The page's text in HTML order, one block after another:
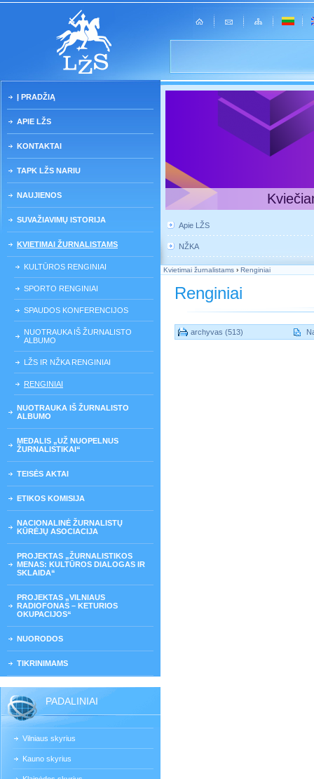
Į PRADŽIĄ
APIE LŽS
KONTAKTAI
TAPK LŽS NARIU
NAUJIENOS
SUVAŽIAVIMŲ ISTORIJA
KVIETIMAI ŽURNALISTAMS
KULTŪROS RENGINIAI
SPORTO RENGINIAI
SPAUDOS KONFERENCIJOS
NUOTRAUKA IŠ ŽURNALISTO
ALBUMO
LŽS IR NŽKA RENGINIAI
RENGINIAI
NUOTRAUKA IŠ ŽURNALISTO
ALBUMO
MEDALIS „UŽ NUOPELNUS
ŽURNALISTIKAI“
TEISĖS AKTAI
ETIKOS KOMISIJA
NACIONALINĖ ŽURNALISTŲ
KŪRĖJŲ ASOCIACIJA
PROJEKTAS „ŽURNALISTIKOS
MENAS: KULTŪROS DIALOGAS IR
SKLAIDA“
PROJEKTAS „VILNIAUS
RADIOFONAS – KETURIOS
OKUPACIJOS“
NUORODOS
TIKRINIMAMS
PADALINIAI
Vilniaus skyrius
Kauno skyrius
Apie LŽS
NŽKA
Kvietimai žurnalistams › Renginiai
Renginiai
archyvas (513)